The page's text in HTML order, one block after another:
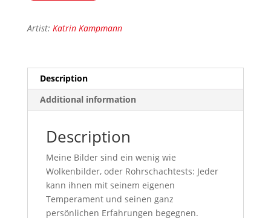
Artist: Katrin Kampmann
Description
Additional information
Description
Meine Bilder sind ein wenig wie
Wolkenbilder, oder Rohrschachtests: Jeder
kann ihnen mit seinem eigenen
Temperament und seinen ganz
persönlichen Erfahrungen begegnen.